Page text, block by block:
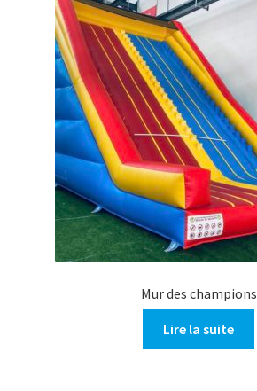
Mur des champions
Lire la suite